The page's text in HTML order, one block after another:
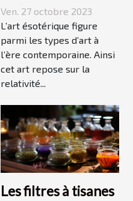
Ven. 27 octobre 2023
L’art ésotérique figure
parmi les types d’art à
l’ère contemporaine. Ainsi
cet art repose sur la
relativité...
Les filtres à tisanes